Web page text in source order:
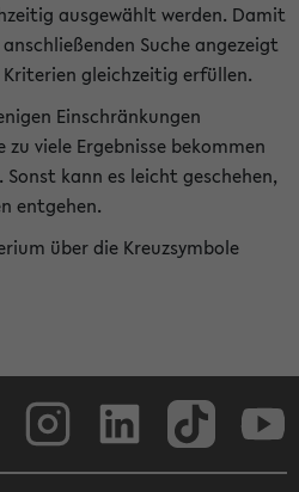
ausgewählt werden. Damit
Suche angezeigt
Kriterien gleichzeitig erfüllen.
Einschränkungen
viele Ergebnisse bekommen
kann es leicht geschehen,
entgehen.
über die Kreuzsymbole